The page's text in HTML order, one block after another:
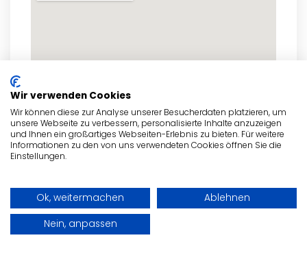
Wir verwenden Cookies
Wir können diese zur Analyse unserer Besucherdaten platzieren, um
unsere Webseite zu verbessern, personalisierte Inhalte anzuzeigen
und Ihnen ein großartiges Webseiten-Erlebnis zu bieten. Für weitere
Informationen zu den von uns verwendeten Cookies öffnen Sie die
Einstellungen.
Ok, weitermachen
Ablehnen
Nein, anpassen